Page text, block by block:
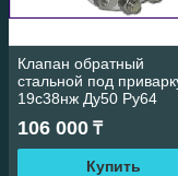
Клапан обратный
стальной под
19с38нж Ду50 Ру64
106 000 ₸
Купить